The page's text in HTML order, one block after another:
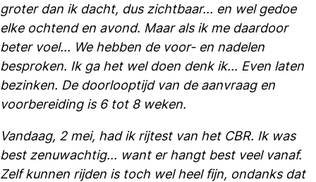
groter dan ik dacht, dus zichtbaar... en wel gedoe
elke ochtend en avond. Maar als ik me daardoor
beter voel... We hebben de voor- en nadelen
besproken. Ik ga het wel doen denk ik... Even laten
bezinken. De doorlooptijd van de aanvraag en
voorbereiding is 6 tot 8 weken.
Vandaag, 2 mei, had ik rijtest van het CBR. Ik was
best zenuwachtig... want er hangt best veel vanaf.
Zelf kunnen rijden is toch wel heel fijn, ondanks dat